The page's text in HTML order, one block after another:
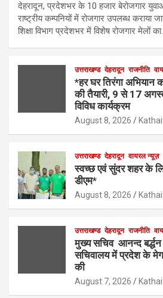
देहरादून, प्रदेशभर के 10 हजार बेरोजगार
राष्ट्रीय कम्पनियों में रोजगार उपलब्ध कराया
शिक्षा विभाग प्रदेशभर में विशेष रोजगार मेलों
उत्तराखण्ड देहरादून राजनीति
*हर घर तिरंगा
की तैयारी, 9 से 17
विविध कार्यक्रम
August 8, 2026
उत्तराखण्ड देहरादून वायरल न्यूज़
स्वच्छ एवं सुंदर शहर के
डीएम*
August 8, 2026
उत्तराखण्ड देहरादून राजनीति
मुख्य सचिव आनन्द
सचिवालय में प्रदेश के
की
August 7, 2026